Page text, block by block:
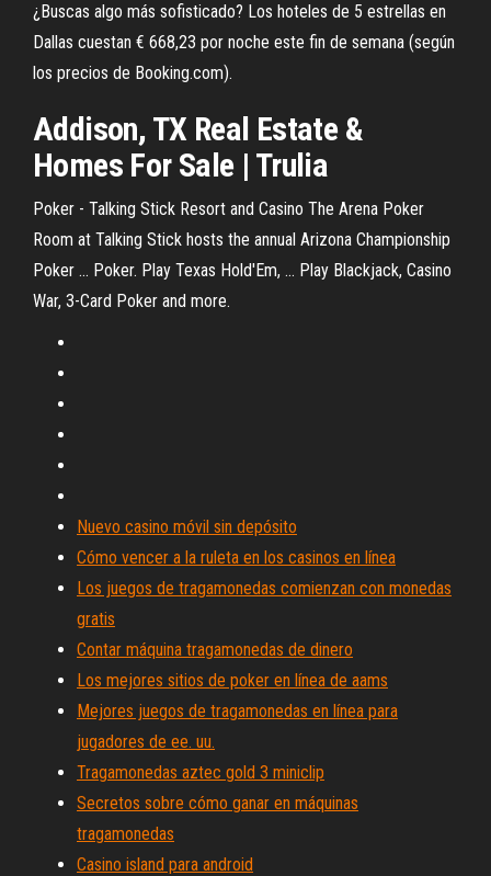
¿Buscas algo más sofisticado? Los hoteles de 5 estrellas en
Dallas cuestan € 668,23 por noche este fin de semana (según
los precios de Booking.com).
Addison, TX Real Estate &
Homes For Sale | Trulia
Poker - Talking Stick Resort and Casino The Arena Poker
Room at Talking Stick hosts the annual Arizona Championship
Poker ... Poker. Play Texas Hold'Em, ... Play Blackjack, Casino
War, 3-Card Poker and more.
Nuevo casino móvil sin depósito
Cómo vencer a la ruleta en los casinos en línea
Los juegos de tragamonedas comienzan con monedas
gratis
Contar máquina tragamonedas de dinero
Los mejores sitios de poker en línea de aams
Mejores juegos de tragamonedas en línea para
jugadores de ee. uu.
Tragamonedas aztec gold 3 miniclip
Secretos sobre cómo ganar en máquinas
tragamonedas
Casino island para android